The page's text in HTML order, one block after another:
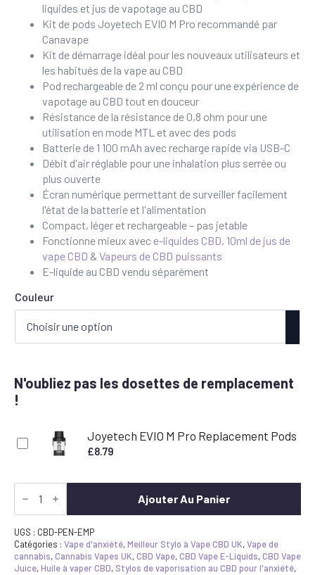
liquides et jus de vapotage au CBD
Kit de pods Joyetech EVIO M Pro recommandé par
Canavape
Kit de démarrage idéal pour les nouveaux utilisateurs et
les habitués de la vape au CBD
Pod rechargeable de 2 ml conçu pour une expérience de
vapotage au CBD tout en douceur
Résistance de la résistance de 0,8 ohm pour une
utilisation en mode MTL et avec des pods
Batterie de 1 100 mAh avec recharge rapide via USB-C
Débit d'air réglable pour une inhalation plus serrée ou
plus ouverte
Écran numérique permettant de surveiller facilement
l'état de la batterie et l'alimentation
Compact, léger et rechargeable – pas jetable
Fonctionne mieux avec e-liquides CBD, 10ml de jus de
vape CBD & Vapeurs de CBD puissants
E-liquide au CBD vendu séparément
Couleur
N'oubliez pas les dosettes de remplacement
!
Joyetech EVIO M Pro Replacement Pods
£8.79
quantité
de
Pen
Joyetech
EVIO
M
Ajouter Au Panier
UGS : CBD-PEN-EMP
Catégories : Vape d'anxiété,Meilleur Stylo à Vape CBD UK,Vape de
cannabis,Cannabis Vapes UK,CBD Vape,CBD Vape E-Liquids,CBD Vape
Juice,Huile à vaper CBD, Stylos de vaporisation au CBD pour l'anxiété,